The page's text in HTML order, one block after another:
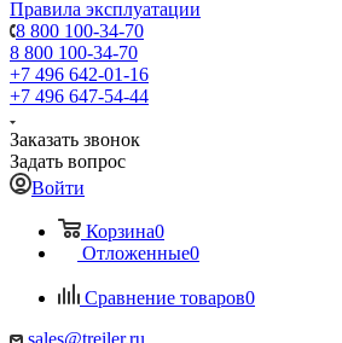
Правила эксплуатации
8 800 100-34-70
8 800 100-34-70
+7 496 642-01-16
+7 496 647-54-44
Заказать звонок
Задать вопрос
Войти
Корзина0
Отложенные0
Сравнение товаров0
sales@treiler.ru